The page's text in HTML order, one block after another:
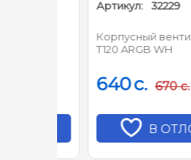
Артикул: 32229
Корпусный
T120 ARGB WH
640c. 670 c.
В